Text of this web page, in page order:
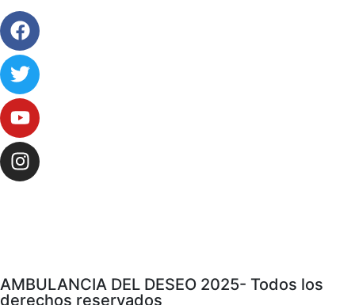
AMBULANCIA DEL DESEO 2025- Todos los
derechos reservados